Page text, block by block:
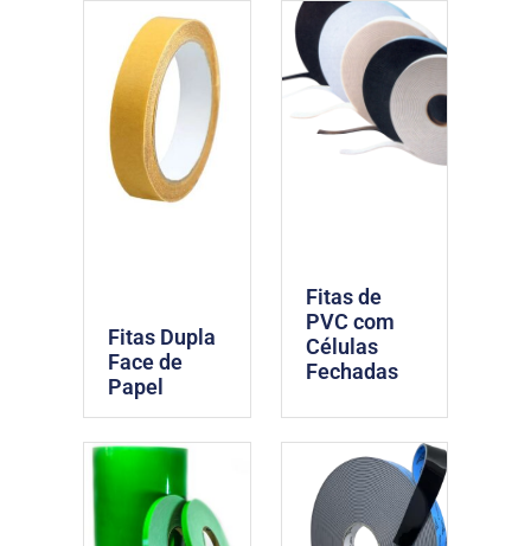
Fitas Dupla
Face de
Papel
Fitas de
PVC com
Células
Fechadas